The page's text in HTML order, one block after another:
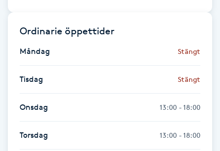
Fransborttagning
Fransförlängning Megavolym
Fransförlängning Volym
Ordinarie öppettider
Måndag Stängt
Tisdag Stängt
Onsdag 13:00 - 18:00
Torsdag 13:00 - 18:00